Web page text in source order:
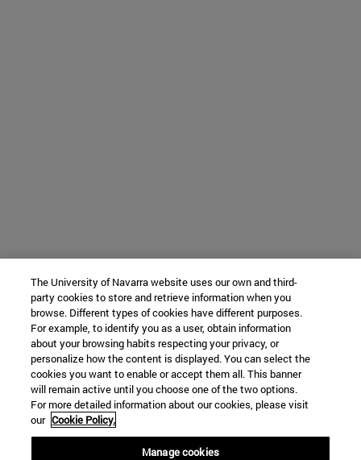
The University of Navarra website uses our own and third-
party cookies to store and retrieve information when you
browse. Different types of cookies have different purposes.
For example, to identify you as a user, obtain information
about your browsing habits respecting your privacy, or
personalize how the content is displayed. You can select the
cookies you want to enable or accept them all. This banner
will remain active until you choose one of the two options.
For more detailed information about our cookies, please visit
our Cookie Policy.
Manage cookies